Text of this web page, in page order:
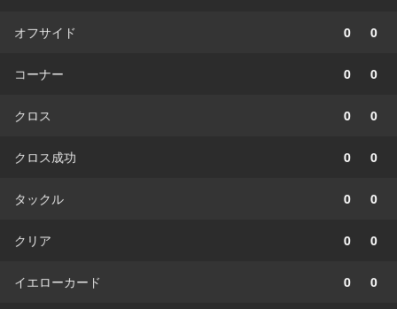
オフサイド 0 0
コーナー 0 0
クロス 0 0
クロス成功 0 0
タックル 0 0
クリア 0 0
イエローカード 0 0